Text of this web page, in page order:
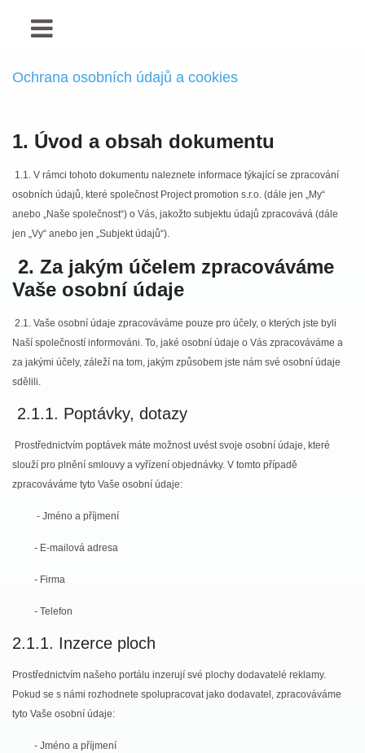
Ochrana osobních údajů a cookies
1. Úvod a obsah dokumentu
1.1. V rámci tohoto dokumentu naleznete informace týkající se zpracování
osobních údajů, které společnost Project promotion s.r.o. (dále jen „My“
anebo „Naše společnost“) o Vás, jakožto subjektu údajů zpracovává (dále
jen „Vy“ anebo jen „Subjekt údajů“).
2. Za jakým účelem zpracováváme
Vaše osobní údaje
2.1. Vaše osobní údaje zpracováváme pouze pro účely, o kterých jste byli
Naší společností informováni. To, jaké osobní údaje o Vás zpracováváme a
za jakými účely, záleží na tom, jakým způsobem jste nám své osobní údaje
sdělili.
2.1.1. Poptávky, dotazy
Prostřednictvím poptávek máte možnost uvést svoje osobní údaje, které
slouží pro plnění smlouvy a vyřízení objednávky. V tomto případě
zpracováváme tyto Vaše osobní údaje:
- Jméno a příjmení
- E-mailová adresa
- Firma
- Telefon
2.1.1. Inzerce ploch
Prostřednictvím našeho portálu inzerují své plochy dodavatelé reklamy.
Pokud se s námi rozhodnete spolupracovat jako dodavatel, zpracováváme
tyto Vaše osobní údaje:
- Jméno a příjmení